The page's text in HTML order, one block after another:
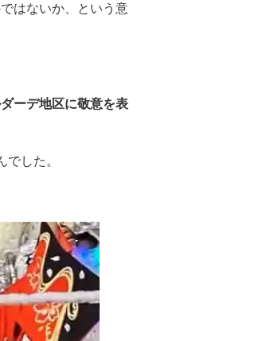
はないか、という意
ーデ地区に敬意を表
した。